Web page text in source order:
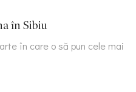
în Sibiu
în care o să pun cele mai